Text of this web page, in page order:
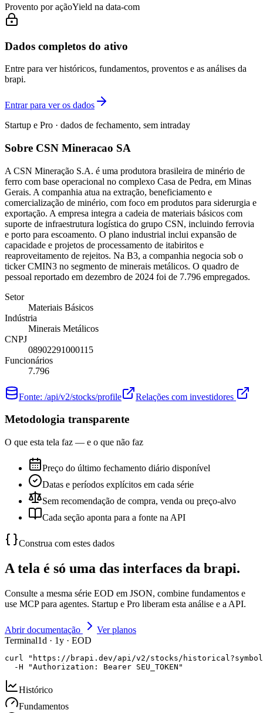
Provento por açãoYield na data-com
Dados completos do ativo
Entre para ver históricos, fundamentos, proventos e as análises da
brapi.
Entrar para ver os dados
Startup e Pro · dados de fechamento, sem intraday
Sobre CSN Mineracao SA
A CSN Mineração S.A. é uma produtora brasileira de minério de
ferro com base operacional no complexo Casa de Pedra, em Minas
Gerais. A companhia atua na extração, beneficiamento e
comercialização de minério, com foco em produtos para siderurgia e
exportação. A empresa integra a cadeia de materiais básicos com
suporte de infraestrutura logística do grupo CSN, incluindo ferrovia
e porto para escoamento. O plano industrial inclui expansão de
capacidade e projetos de processamento de itabiritos e
reaproveitamento de rejeitos. Na B3, a companhia negocia sob o
ticker CMIN3 no segmento de minerais metálicos. O quadro de
pessoal reportado em dezembro de 2024 foi de 7.796 empregados.
Setor
Materiais Básicos
Indústria
Minerais Metálicos
CNPJ
08902291000115
Funcionários
7.796
Fonte: /api/v2/stocks/profile Relações com investidores
Metodologia transparente
O que esta tela faz — e o que não faz
Preço do último fechamento diário disponível
Datas e períodos explícitos em cada série
Sem recomendação de compra, venda ou preço-alvo
Cada seção aponta para a fonte na API
Construa com estes dados
A tela é só uma das interfaces da brapi.
Consulte a mesma série EOD em JSON, combine fundamentos e
use MCP para agentes. Startup e Pro liberam esta análise e a API.
Abrir documentação
Ver planos
Terminal1d · 1y · EOD
curl "https://brapi.dev/api/v2/stocks/
  -H "Authorization: Bearer SEU_TOKEN"
Histórico
Fundamentos